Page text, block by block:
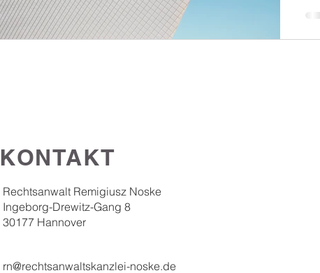
KONTAKT
Rechtsanwalt Remigiusz Noske
Ingeborg-Drewitz-Gang 8
30177 Hannover
rn@rechtsanwaltskanzlei-noske.de